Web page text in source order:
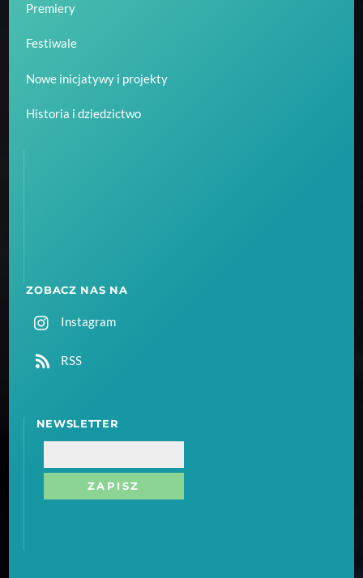
Premiery
Festiwale
Nowe inicjatywy i projekty
Historia i dziedzictwo
ZOBACZ NAS NA
Instagram
RSS
NEWSLETTER
ZAPISZ